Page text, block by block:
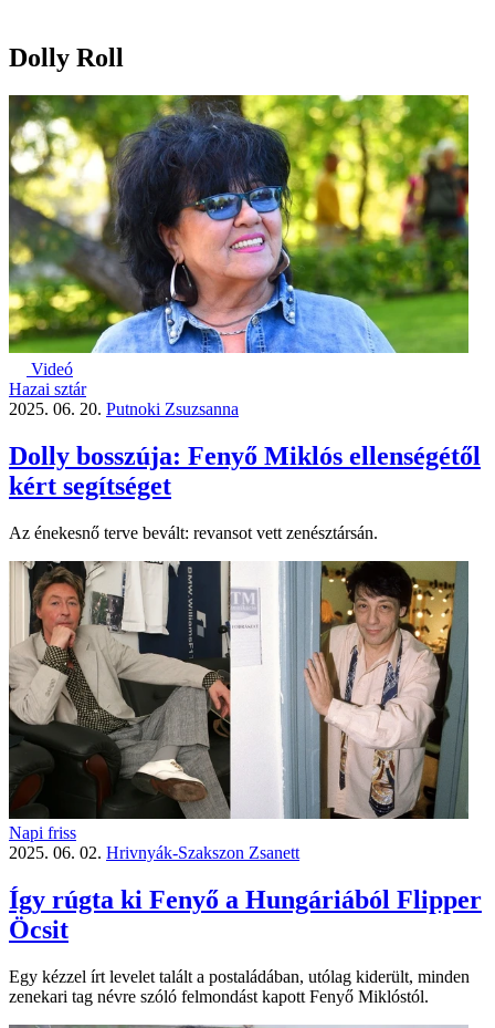
Dolly Roll
Videó
Hazai sztár
2025. 06. 20. Putnoki Zsuzsanna
Dolly bosszúja: Fenyő Miklós ellenségétől
kért segítséget
Az énekesnő terve bevált: revansot vett zenésztársán.
Napi friss
2025. 06. 02. Hrivnyák-Szakszon Zsanett
Így rúgta ki Fenyő a Hungáriából Flipper
Öcsit
Egy kézzel írt levelet talált a postaládában, utólag kiderült, minden
zenekari tag névre szóló felmondást kapott Fenyő Miklóstól.